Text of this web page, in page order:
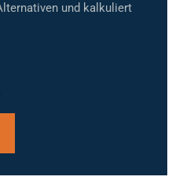
und kalkuliert